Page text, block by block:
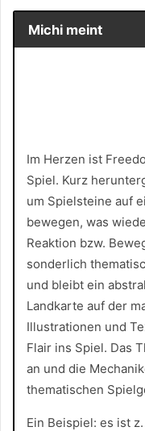
Michi meint
Im Herzen ist
Spiel. Kurz
um Spielsteine auf
bewegen, was
Reaktion bzw.
sonderlich
und bleibt ein
Landkarte auf der
Illustrationen und
Flair ins Spiel. Das
an und die
thematischen
Ein Beispiel: es ist